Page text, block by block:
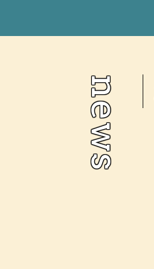
news